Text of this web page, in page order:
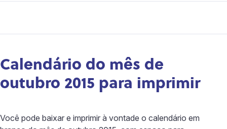
Calendário do mês de
outubro 2015 para imprimir
Você pode baixar e imprimir à vontade o calendário em